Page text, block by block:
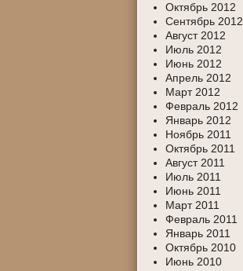
Октябрь 2012
Сентябрь 2012
Август 2012
Июль 2012
Июнь 2012
Апрель 2012
Март 2012
Февраль 2012
Январь 2012
Ноябрь 2011
Октябрь 2011
Август 2011
Июль 2011
Июнь 2011
Март 2011
Февраль 2011
Январь 2011
Октябрь 2010
Июнь 2010